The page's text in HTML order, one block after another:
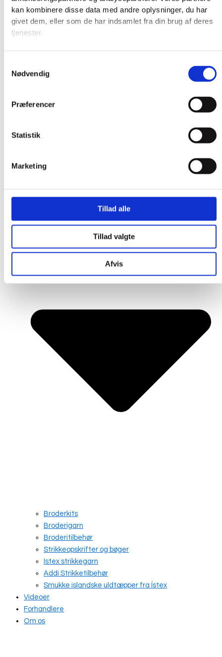
kan kombinere disse data med andre oplysninger, du har
givet dem, eller som de har indsamlet fra din brug af deres
tjenester.
Nødvendig
Præferencer
Statistik
Marketing
Tillad alle
Tillad valgte
Afvis
Broderkits
Broderigarn
Broderitilbehør
Strikkeopskrifter og bøger
Istex strikkegarn
Addi Strikketilbehør
Smukke islandske uldtæpper fra Ístex
Videoer
Forhandlere
Om os